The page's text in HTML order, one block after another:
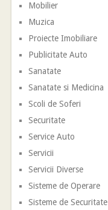
Mobilier
Muzica
Proiecte Imobiliare
Publicitate Auto
Sanatate
Sanatate si Medicina
Scoli de Soferi
Securitate
Service Auto
Servicii
Servicii Diverse
Sisteme de Operare
Sisteme de Securitate